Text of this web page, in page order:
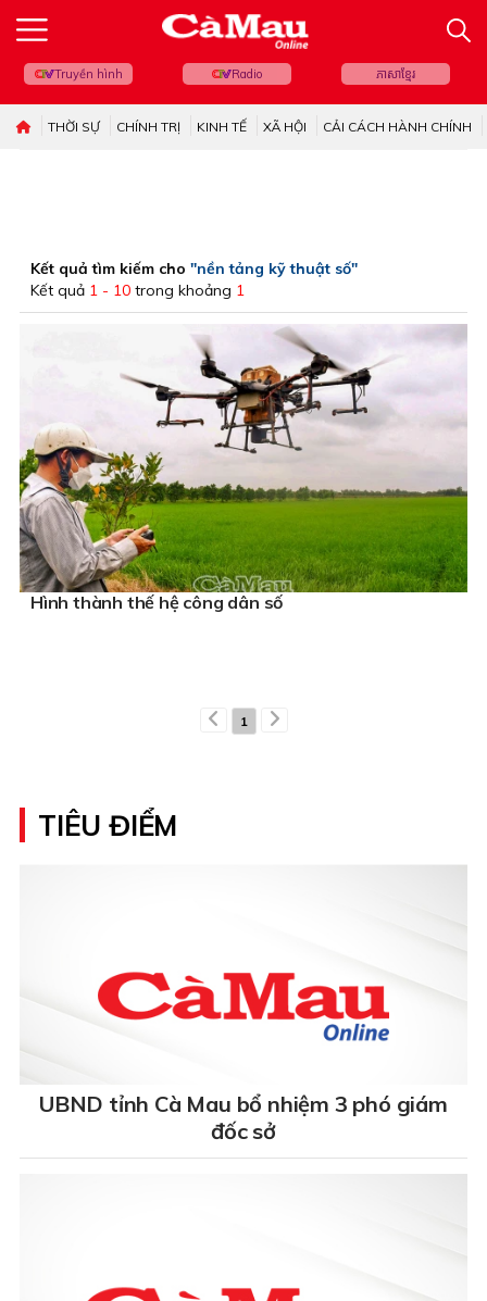
Truyền hình Radio ភាសាខ្មែរ
THỜI SỰ CHÍNH TRỊ KINH TẾ XÃ HỘI CẢI CÁCH HÀNH CHÍNH
Kết quả tìm kiếm cho "nền tảng kỹ thuật số"
Kết quả 1 - 10 trong khoảng 1
Hình thành thế hệ công dân số
1
TIÊU ĐIỂM
UBND tỉnh Cà Mau bổ nhiệm 3 phó giám
đốc sở